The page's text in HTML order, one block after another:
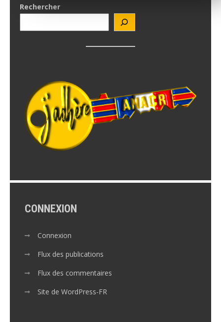
Rechercher
CONNEXION
Connexion
Flux des publications
Flux des commentaires
Site de WordPress-FR